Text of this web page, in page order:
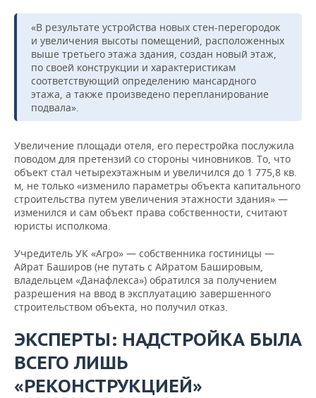
«В результате устройства новых стен-перегородок
и увеличения высоты помещений, расположенных
выше третьего этажа здания, создан новый этаж,
по своей конструкции и характеристикам
соответствующий определению мансардного
этажа, а также произведено перепланирование
подвала».
Увеличение площади отеля, его перестройка послужила
поводом для претензий со стороны чиновников. То, что
объект стал четырехэтажным и увеличился до 1 775,8 кв.
м, не только «изменило параметры объекта капитального
строительства путем увеличения этажности здания» —
изменился и сам объект права собственности, считают
юристы исполкома.
Учредитель УК «Агро» — собственника гостиницы —
Айрат Баширов (не путать с Айратом Башировым,
владельцем «Данафлекса») обратился за получением
разрешения на ввод в эксплуатацию завершенного
строительством объекта, но получил отказ.
ЭКСПЕРТЫ: НАДСТРОЙКА БЫЛА
ВСЕГО ЛИШЬ
«РЕКОНСТРУКЦИЕЙ»